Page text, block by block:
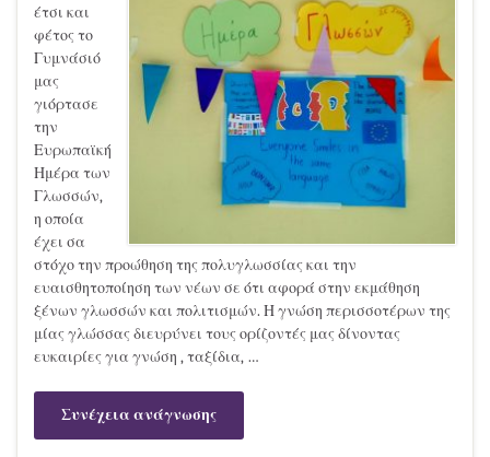
έτσι και
φέτος το
Γυμνάσιό
μας
γιόρτασε
την
Ευρωπαϊκή
Ημέρα των
Γλωσσών,
η οποία
έχει σα
στόχο την προώθηση της πολυγλωσσίας και την
ευαισθητοποίηση των νέων σε ότι αφορά στην εκμάθηση
ξένων γλωσσών και πολιτισμών. Η γνώση περισσοτέρων της
μίας γλώσσας διευρύνει τους ορίζοντές μας δίνοντας
ευκαιρίες για γνώση , ταξίδια, …
Συνέχεια ανάγνωσης